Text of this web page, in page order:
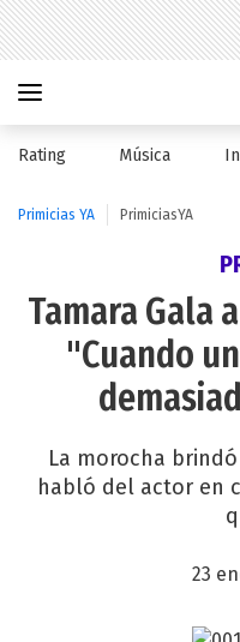
Rating Música
Primicias YA PrimiciasYA
Tamara Gala
"Cuando
La morocha
habló del actor en
23